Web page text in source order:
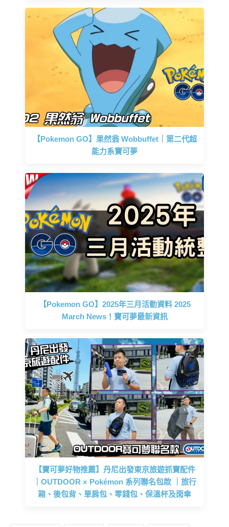
【Pokemon GO】果然翁 Wobbuffet｜第二代超
能力系寶可夢
【Pokemon GO】2025年三月活動資料 2025
March News！寶可夢最新資訊
【寶可夢好物推薦】丹尼出發東京旅遊抓寶配件
｜OUTDOOR × Pokémon 系列聯名包款 ｜旅行
箱、後包背、單肩包、零錢包、保溫杯及雨傘